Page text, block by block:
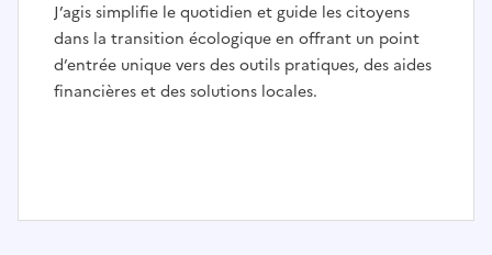
J’agis simplifie le quotidien et guide les citoyens
dans la transition écologique en offrant un point
d’entrée unique vers des outils pratiques, des aides
financières et des solutions locales.